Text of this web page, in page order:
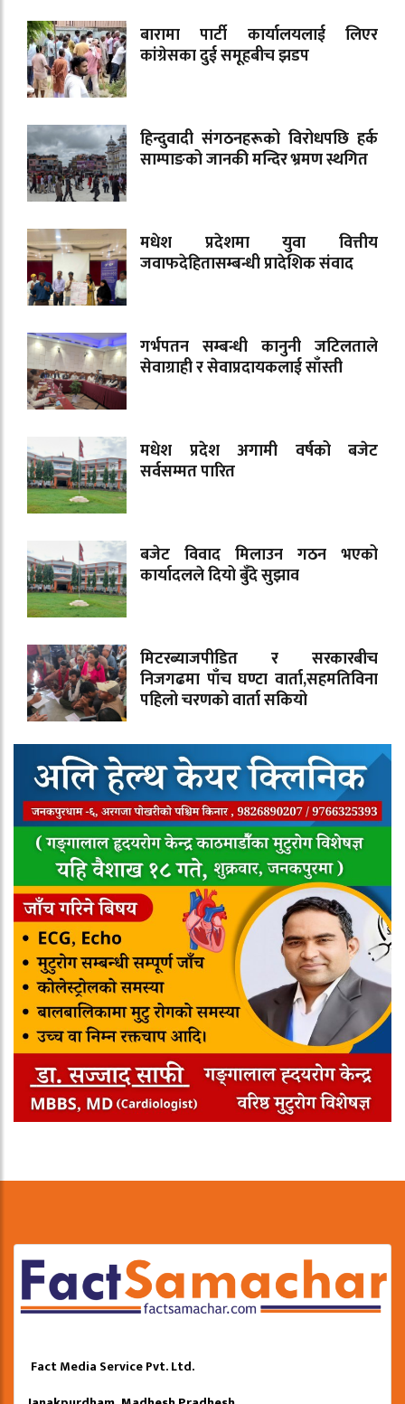
बारामा पार्टी कार्यालयलाई लिएर
कांग्रेसका दुई समूहबीच झडप
हिन्दुवादी संगठनहरूको विरोधपछि हर्क
साम्पाङको जानकी मन्दिर भ्रमण स्थगित
मधेश प्रदेशमा युवा वित्तीय
जवाफदेहितासम्बन्धी प्रादेशिक संवाद
गर्भपतन सम्बन्धी कानुनी जटिलताले
सेवाग्राही र सेवाप्रदायकलाई साँस्ती
मधेश प्रदेश अगामी वर्षको बजेट
सर्वसम्मत पारित
बजेट विवाद मिलाउन गठन भएको
कार्यादलले दियो बुँदे सुझाव
मिटरब्याजपीडित र सरकारबीच
निजगढमा पाँच घण्टा वार्ता,सहमतिविना
पहिलो चरणको वार्ता सकियो
Fact Media Service Pvt. Ltd.